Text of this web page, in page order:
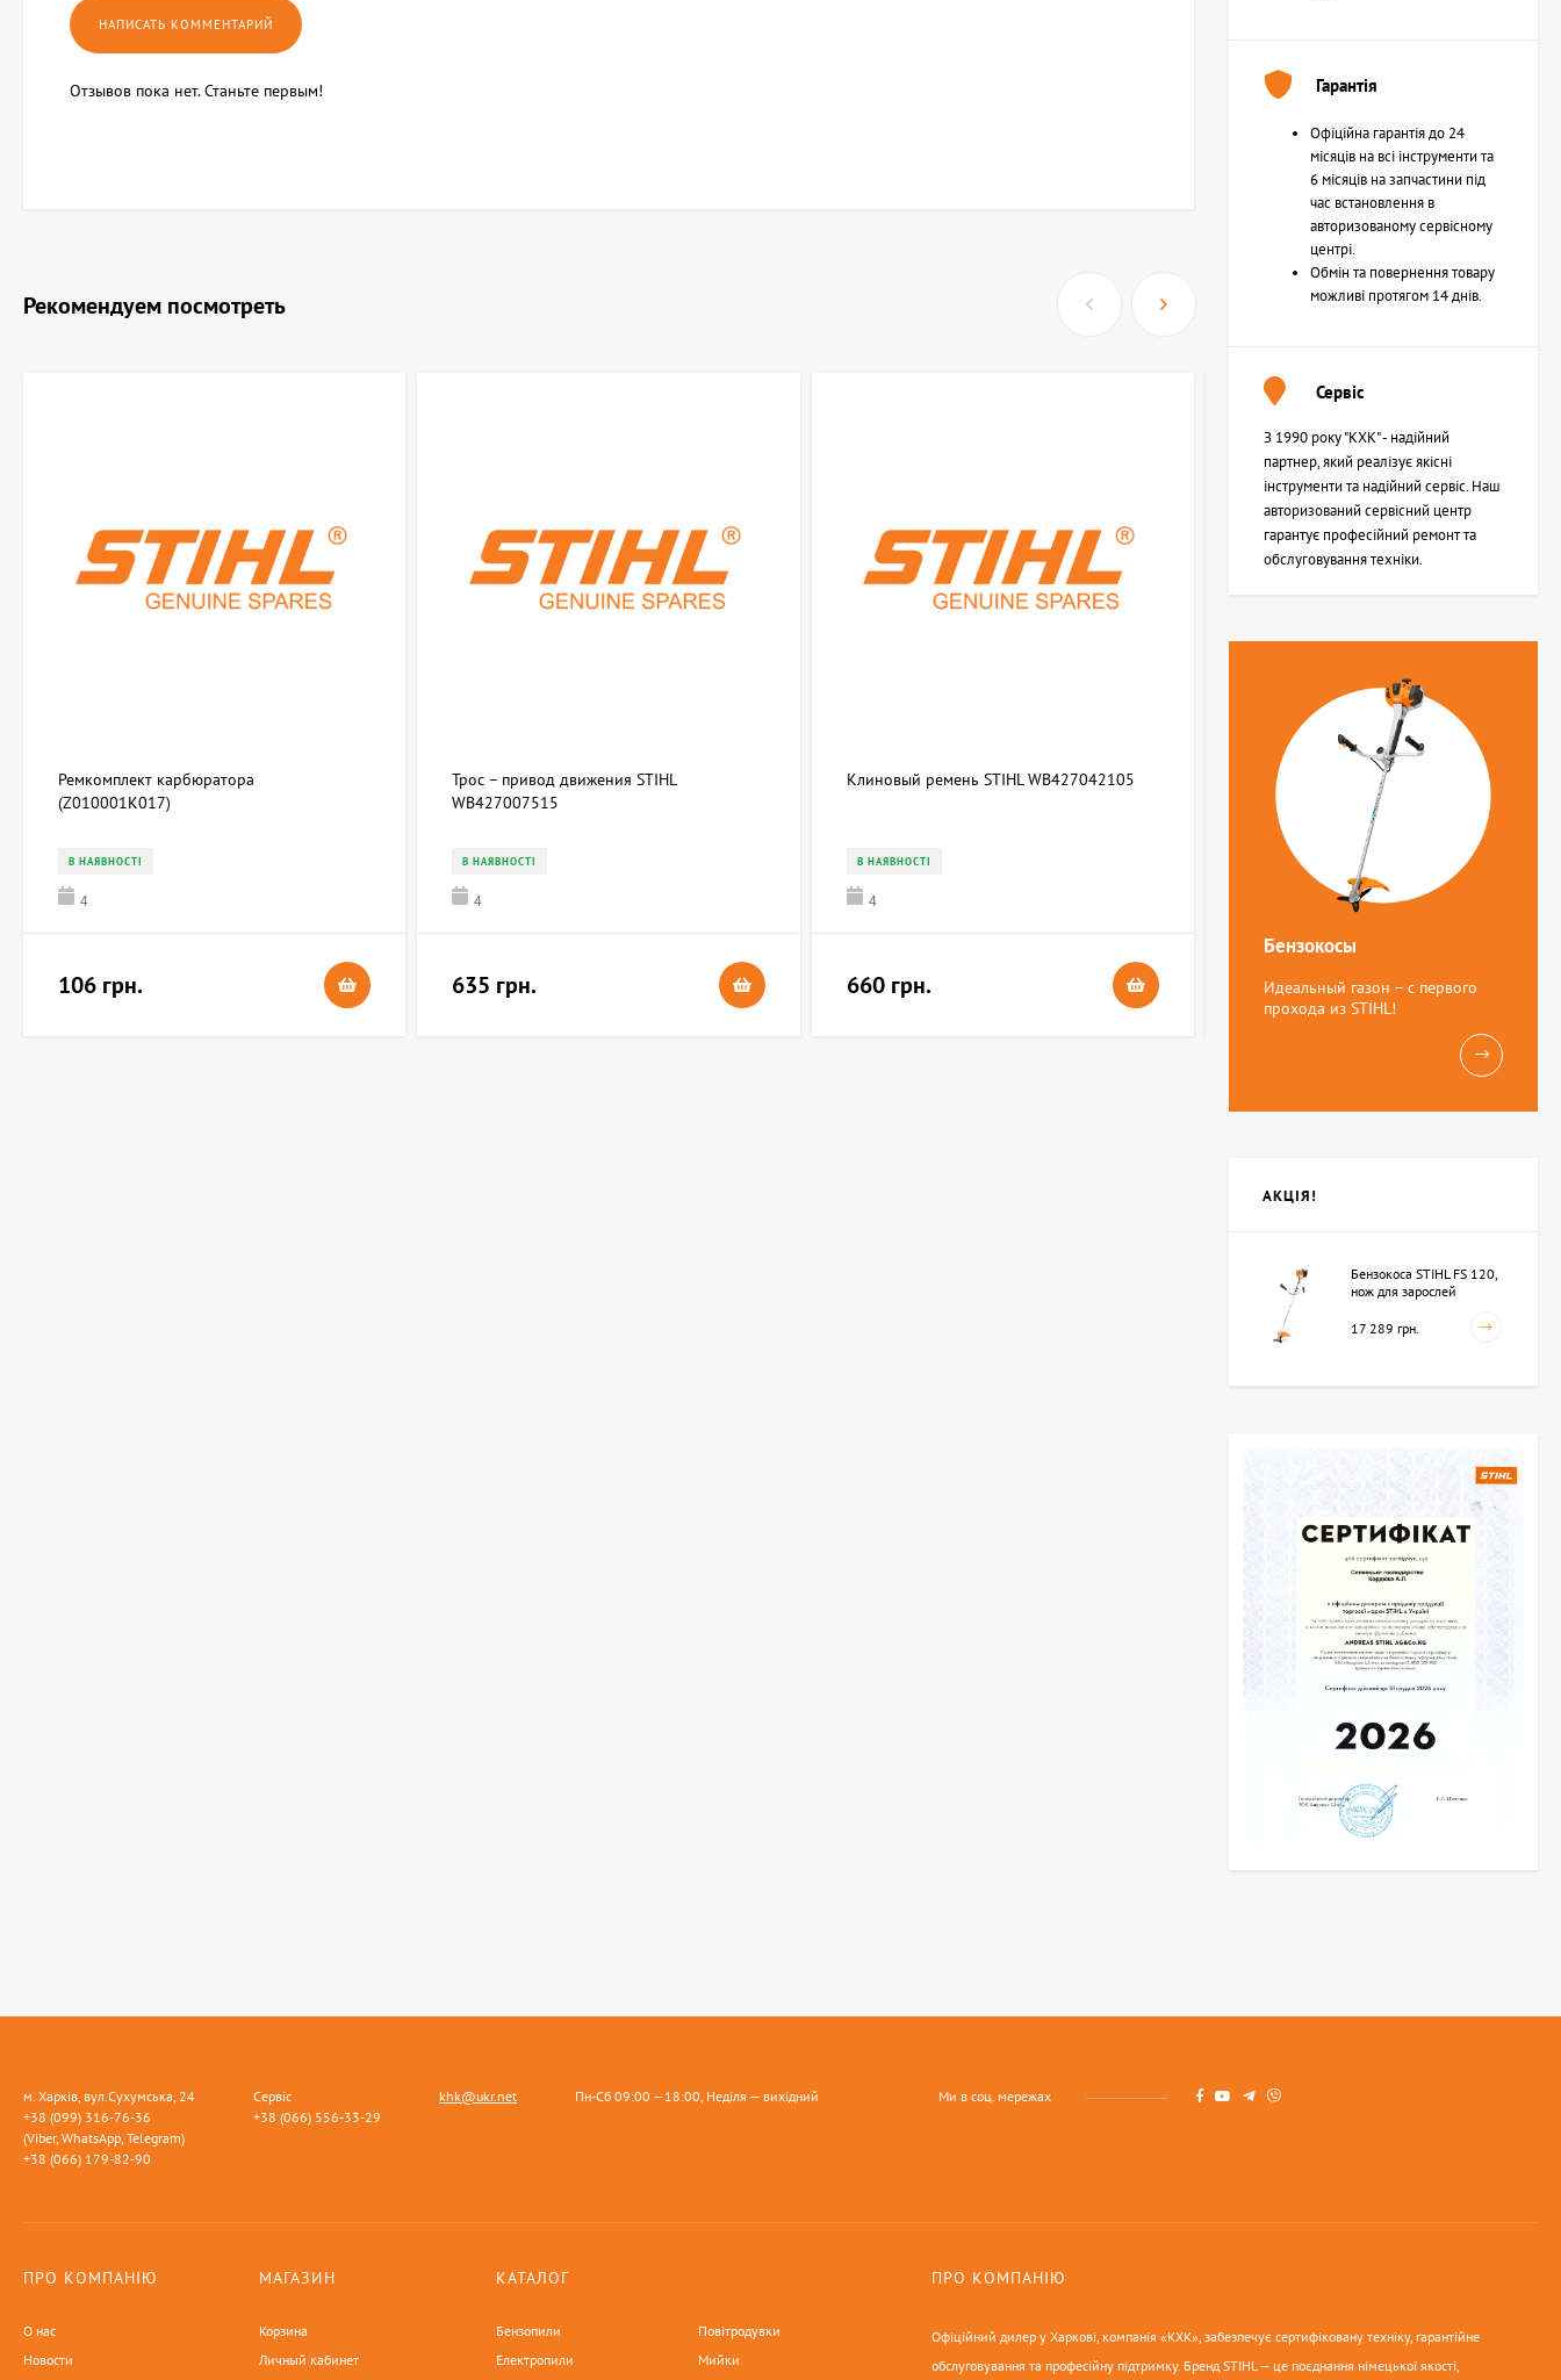
Отзывов пока нет. Станьте первым!
Рекомендуем посмотреть
Ремкомплект карбюратора
(Z010001K017)
В НАЯВНОСТІ
4
106 грн.
Трос – привод движения STIHL
WB427007515
В НАЯВНОСТІ
4
635 грн.
Клиновый ремень STIHL WB427042105
В НАЯВНОСТІ
4
660 грн.
Возвратная пружина STIHL (Z000013Z000)
В НАЯВНОСТІ
24 грн.
Гарантія
Офіційна гарантія до 24
місяців на всі інструменти та
6 місяців на запчастини під
час встановлення в
авторизованому сервісному
центрі.
Обмін та повернення товару
можливі протягом 14 днів.
Сервіс
З 1990 року "КХК" - надійний
партнер, який реалізує якісні
інструменти та надійний сервіс. Наш
авторизований сервісний центр
гарантує професійний ремонт та
обслуговування техніки.
Бензокосы
Идеальный газон – с первого
прохода из STIHL!
АКЦІЯ!
Бензокоса STIHL FS 120,
нож для зарослей
17 289 грн.
м. Харків, вул.Сухумська, 24
+38 (099) 316-76-36
(Viber, WhatsApp, Telegram)
+38 (066) 179-82-90
Сервіс
+38 (066) 556-33-29
khk@ukr.net Пн-Сб 09:00 —18:00, Неділя — вихідний Ми в соц. мережах
ПРО КОМПАНІЮ
О нас
Новости
МАГАЗИН
Корзина
Личный кабинет
КАТАЛОГ
Бензопили
Електропили
Повітродувки
Мийки
ПРО КОМПАНІЮ
Офіційний дилер у Харкові, компанія «КХК», забезпечує сертифіковану техніку, гарантійне
обслуговування та професійну підтримку. Бренд STIHL — це поєднання німецької якості,